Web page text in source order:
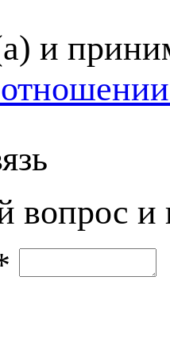
и
вопрос